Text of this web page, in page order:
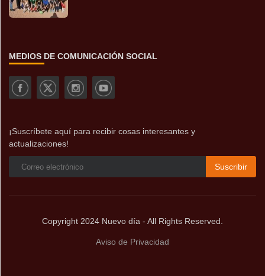
MEDIOS DE COMUNICACIÓN SOCIAL
¡Suscríbete aquí para recibir cosas interesantes y
actualizaciones!
Suscribir
Copyright 2024 Nuevo día - All Rights Reserved.
Aviso de Privacidad